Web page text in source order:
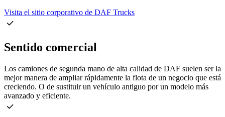
Visita el sitio corporativo de DAF Trucks
Sentido comercial
Los camiones de segunda mano de alta calidad de DAF suelen ser la
mejor manera de ampliar rápidamente la flota de un negocio que está
creciendo. O de sustituir un vehículo antiguo por un modelo más
avanzado y eficiente.